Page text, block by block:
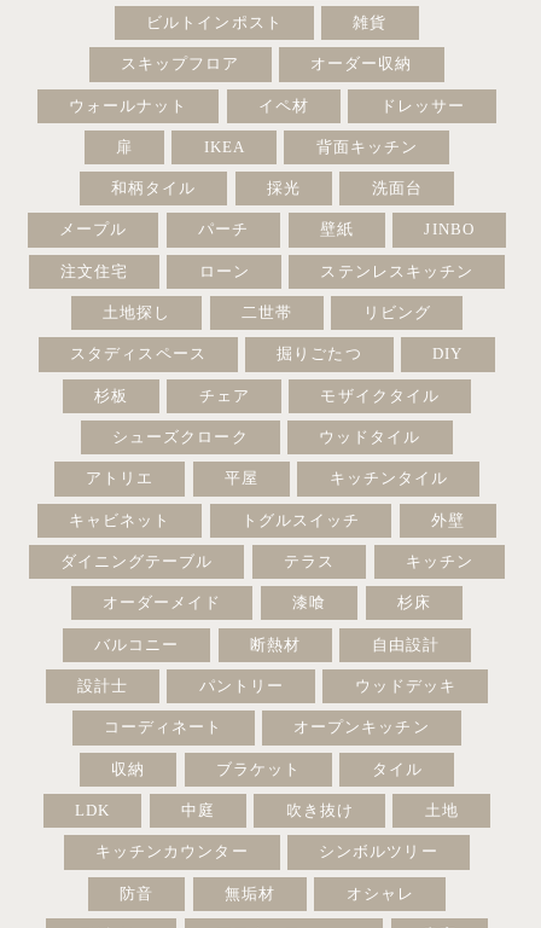
ビルトインポスト 雑貨
スキップフロア オーダー収納
ウォールナット イペ材 ドレッサー
扉 IKEA 背面キッチン
和柄タイル 採光 洗面台
メープル パーチ 壁紙 JINBO
注文住宅 ローン ステンレスキッチン
土地探し 二世帯 リビング
スタディスペース 掘りごたつ DIY
杉板 チェア モザイクタイル
シューズクローク ウッドタイル
アトリエ 平屋 キッチンタイル
キャビネット トグルスイッチ 外壁
ダイニングテーブル テラス キッチン
オーダーメイド 漆喰 杉床
バルコニー 断熱材 自由設計
設計士 パントリー ウッドデッキ
コーディネート オープンキッチン
収納 ブラケット タイル
LDK 中庭 吹き抜け 土地
キッチンカウンター シンボルツリー
防音 無垢材 オシャレ